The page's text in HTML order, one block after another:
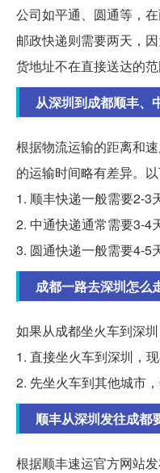
公司如平通、圆通等，
邮政快递则需要两天，
货地址不在直接送达的
从深圳到成都顺丰、
根据物流运输的距离和
的运输时间略有差异。
1. 顺丰快递一般需要2-3
2. 中通快递通常需要3-4
3. 圆通快递一般需要4-5
成都一路去深圳怎么
如果从成都坐火车到深
1. 直接坐火车到深圳，
2. 先坐火车到其他城市
顺丰从深圳发往成都
根据顺丰速运官方网站